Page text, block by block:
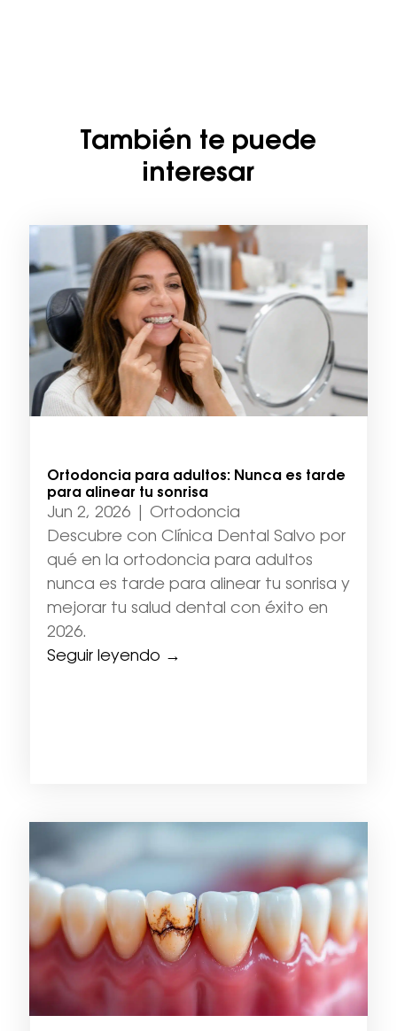
También te puede
interesar
Ortodoncia para adultos: Nunca es tarde
para alinear tu sonrisa
Jun 2, 2026| Ortodoncia
Descubre con Clínica Dental Salvo por
qué en la ortodoncia para adultos
nunca es tarde para alinear tu sonrisa y
mejorar tu salud dental con éxito en
2026.
Seguir leyendo →